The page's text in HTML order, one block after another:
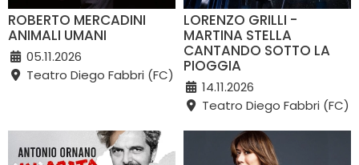
ROBERTO MERCADINI
ANIMALI UMANI
05.11.2026
Teatro Diego Fabbri (FC)
LORENZO GRILLI -
MARTINA STELLA
CANTANDO SOTTO LA
PIOGGIA
14.11.2026
Teatro Diego Fabbri (FC)